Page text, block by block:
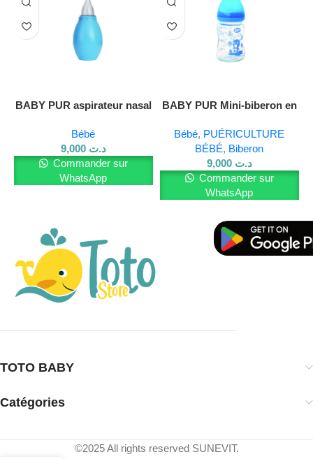
BABY PUR aspirateur nasal
Bébé
د.ت 9,000
Commander sur
WhatsApp
BABY PUR Mini-biberon en
Bébé, PUÉRICULTURE
BÉBÉ, Biberon
د.ت 9,000
Commander sur
WhatsApp
TOTO BABY
Catégories
©2025 All rights reserved SUNEVIT.